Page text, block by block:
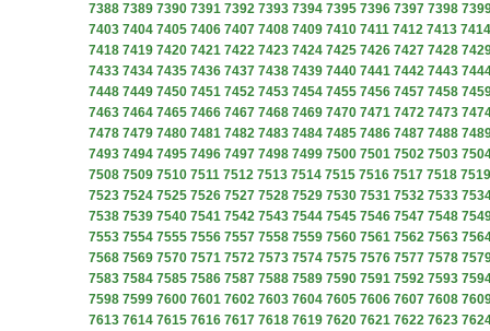
7388 7389 7390 7391 7392 7393 7394 7395 7396 7397 7398
7403 7404 7405 7406 7407 7408 7409 7410 7411 7412 7413 7414
7418 7419 7420 7421 7422 7423 7424 7425 7426 7427 7428
7433 7434 7435 7436 7437 7438 7439 7440 7441 7442 7443
7448 7449 7450 7451 7452 7453 7454 7455 7456 7457 7458
7463 7464 7465 7466 7467 7468 7469 7470 7471 7472 7473
7478 7479 7480 7481 7482 7483 7484 7485 7486 7487 7488
7493 7494 7495 7496 7497 7498 7499 7500 7501 7502 7503
7508 7509 7510 7511 7512 7513 7514 7515 7516 7517 7518 7519
7523 7524 7525 7526 7527 7528 7529 7530 7531 7532 7533
7538 7539 7540 7541 7542 7543 7544 7545 7546 7547 7548
7553 7554 7555 7556 7557 7558 7559 7560 7561 7562 7563
7568 7569 7570 7571 7572 7573 7574 7575 7576 7577 7578
7583 7584 7585 7586 7587 7588 7589 7590 7591 7592 7593
7598 7599 7600 7601 7602 7603 7604 7605 7606 7607 7608
7613 7614 7615 7616 7617 7618 7619 7620 7621 7622 7623